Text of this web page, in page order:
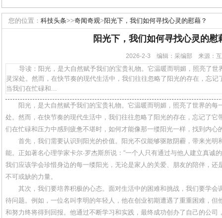
您的位置： 科技头条>>奇闻奇观>阳光下，我们如何寻找心灵的慰藉？
阳光下，我们如何寻找心灵的慰
2026-2-3 编辑：采编部 来源：
导读：阳光，是大自然赋予我们的宝贵礼物。它温暖而明媚，照亮了世
灵深处。然而，在快节奏的现代生活中，我们往往忽略了阳光的存在，忘
当我们在忙碌和...
阳光，是大自然赋予我们的宝贵礼物。它温暖而明媚，照亮了世界的每
处。然而，在快节奏的现代生活中，我们往往忽略了阳光的存在，忘记了它
们在忙碌和压力中感到疲惫不堪时，如何才能像那一缕阳光一样，找到内心
首先，我们需要认识到阳光的价值。阳光不仅能够驱散阴霾，带来光明
能。正如著名心理学家卡尔·罗杰斯所说：“一个人只有通过与他人建立真诚
我们应该学会珍惜身边的每一缕阳光，无论是家人的关爱、朋友的陪伴，还
不可或缺的力量。
其次，我们要培养积极的心态。面对生活中的困难和挑战，我们要学会
待问题。例如，一位名叫李明的年轻人，他在创业初期遭遇了重重困难，但
和努力终将得到回报。他通过不断学习和实践，最终成功创办了自己的公司